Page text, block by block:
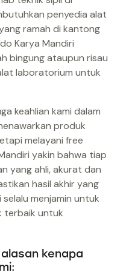
penyedia alat
ramah di kantong
Karya Mandiri
bingung ataupun risau
laboratorium untuk
keahlian kami dalam
produk
melayani free
yakin bahwa tiap
yang ahli, akurat dan
hasil akhir yang
menjamin untuk
terbaik untuk
kenapa